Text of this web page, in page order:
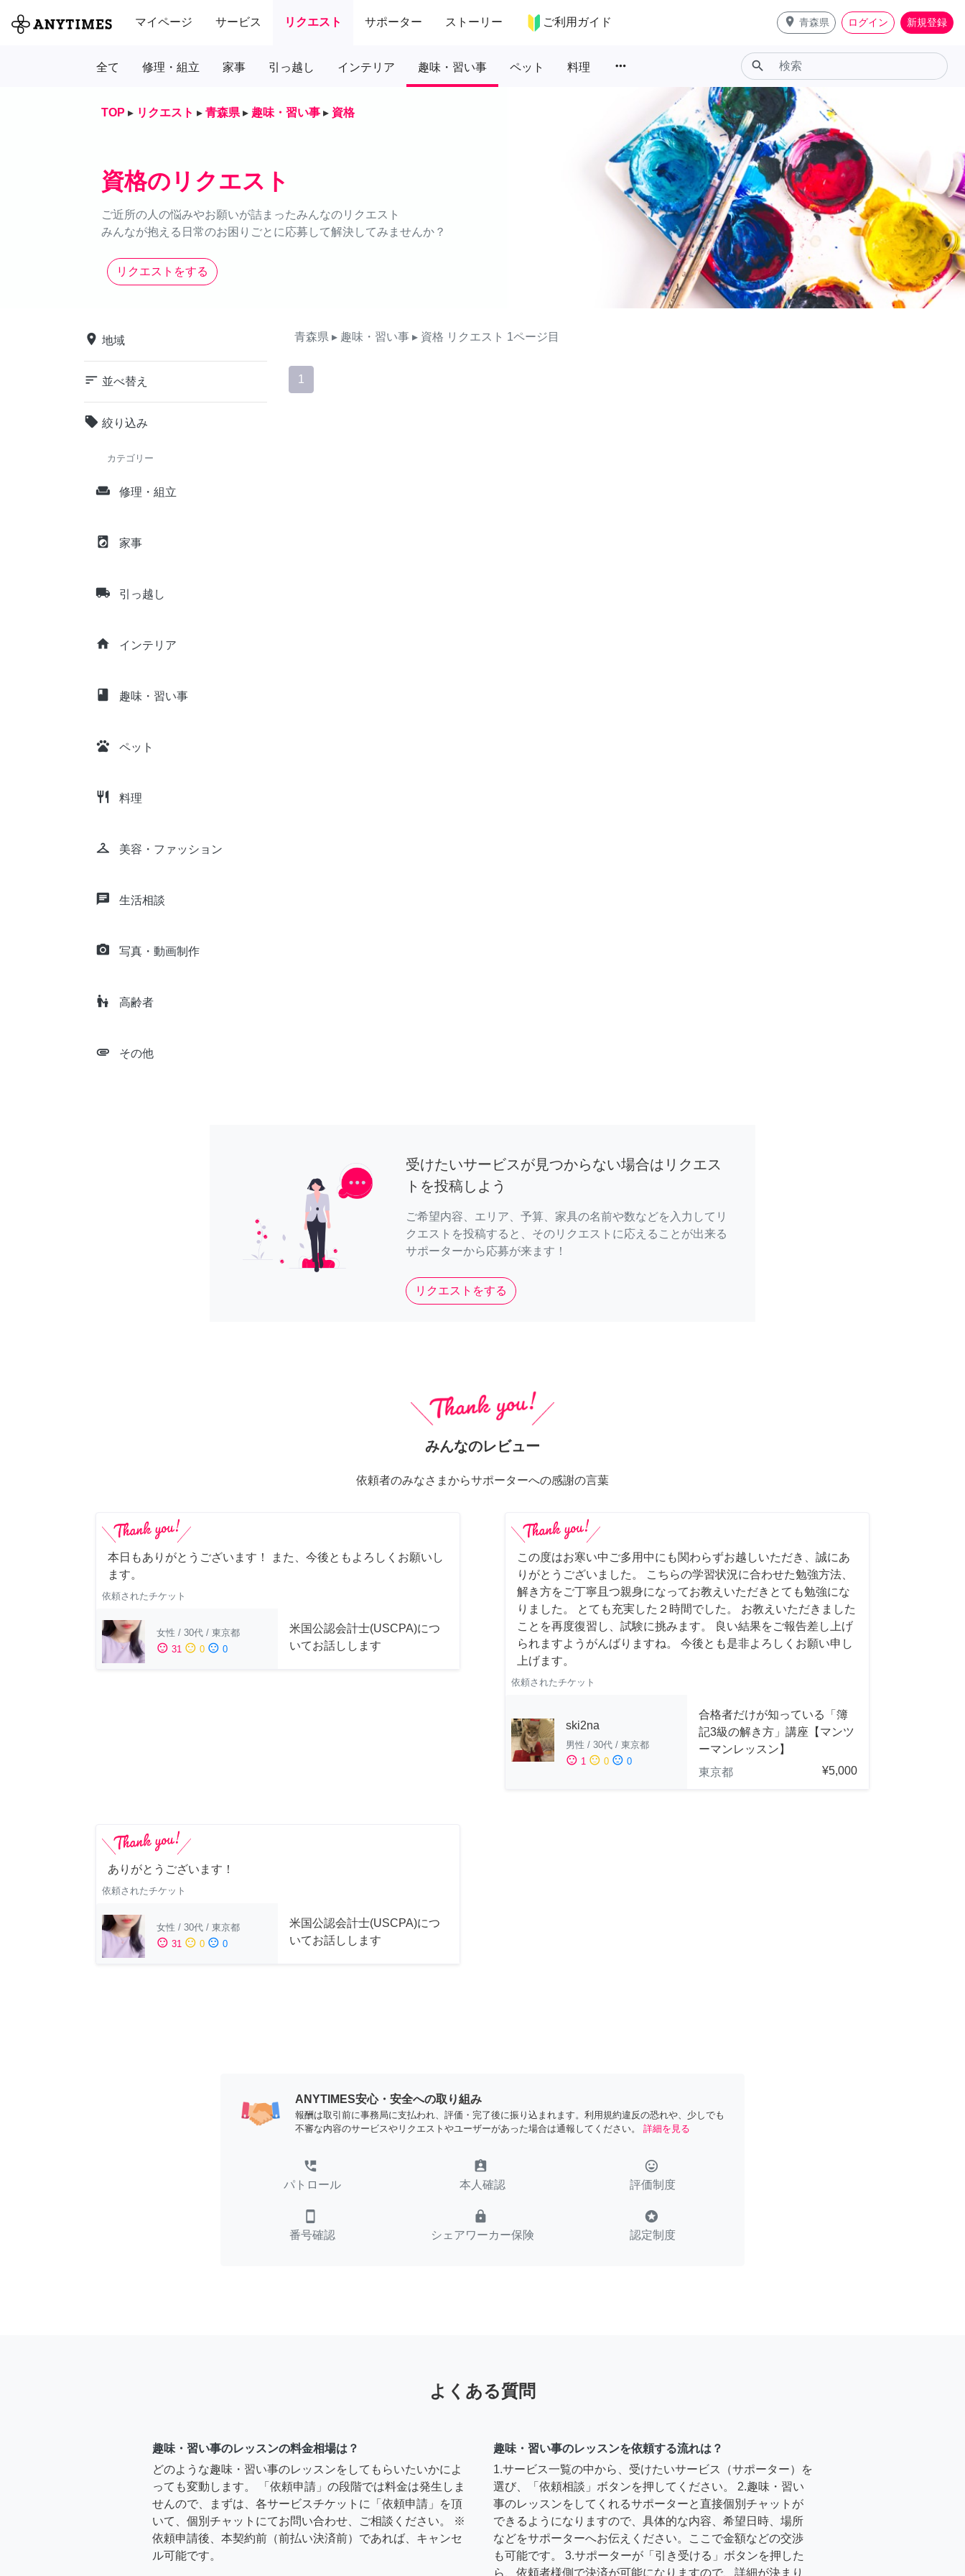
マイページ サービス リクエスト サポーター ストーリー ご利用ガイド place 青森県 ログイン 新規登録
全て 修理・組立 家事 引っ越し インテリア 趣味・習い事 ペット 料理 more_horiz search
TOP ▸ リクエスト ▸ 青森県 ▸ 趣味・習い事 ▸ 資格
資格のリクエスト
ご近所の人の悩みやお願いが詰まったみんなのリクエスト
みんなが抱える日常のお困りごとに応募して解決してみませんか？
リクエストをする
place 地域
sort 並べ替え
local_offer 絞り込み
カテゴリー
weekend 修理・組立
local_laundry_service 家事
local_shipping 引っ越し
home インテリア
class 趣味・習い事
pets ペット
restaurant 料理
checkroom 美容・ファッション
chat 生活相談
camera_alt 写真・動画制作
escalator_warning 高齢者
attachment その他
青森県 ▸ 趣味・習い事 ▸ 資格 リクエスト 1ページ目
1
受けたいサービスが見つからない場合はリクエス
トを投稿しよう
ご希望内容、エリア、予算、家具の名前や数などを入力してリ
クエストを投稿すると、そのリクエストに応えることが出来る
サポーターから応募が来ます！
リクエストをする
みんなのレビュー
依頼者のみなさまからサポーターへの感謝の言葉
本日もありがとうございます！ また、今後ともよろしくお願いし
ます。
依頼されたチケット
女性 / 30代 / 東京都
sentiment_satisfied 31 sentiment_neutral 0 sentiment_dissatisfied 0
米国公認会計士(USCPA)につ
いてお話しします
この度はお寒い中ご多用中にも関わらずお越しいただき、誠にあ
りがとうございました。 こちらの学習状況に合わせた勉強方法、
解き方をご丁寧且つ親身になってお教えいただきとても勉強にな
りました。 とても充実した２時間でした。 お教えいただきました
ことを再度復習し、試験に挑みます。 良い結果をご報告差し上げ
られますようがんばりますね。 今後とも是非よろしくお願い申し
上げます。
依頼されたチケット
ski2na
男性 / 30代 / 東京都
sentiment_satisfied 1 sentiment_neutral 0 sentiment_dissatisfied 0
合格者だけが知っている「簿
記3級の解き方」講座【マンツ
ーマンレッスン】
東京都
¥5,000
ありがとうございます！
依頼されたチケット
女性 / 30代 / 東京都
sentiment_satisfied 31 sentiment_neutral 0 sentiment_dissatisfied 0
米国公認会計士(USCPA)につ
いてお話しします
ANYTIMES安心・安全への取り組み
報酬は取引前に事務局に支払われ、評価・完了後に振り込まれます。利用規約違反の恐れや、少しでも
不審な内容のサービスやリクエストやユーザーがあった場合は通報してください。
詳細を見る
perm_phone_msg
パトロール
assignment_ind
本人確認
tag_faces
評価制度
smartphone
番号確認
lock
シェアワーカー保険
stars
認定制度
よくある質問
趣味・習い事のレッスンの料金相場は？
どのような趣味・習い事のレッスンをしてもらいたいかによ
っても変動します。 「依頼申請」の段階では料金は発生しま
せんので、まずは、各サービスチケットに「依頼申請」を頂
いて、個別チャットにてお問い合わせ、ご相談ください。 ※
依頼申請後、本契約前（前払い決済前）であれば、キャンセ
ル可能です。
趣味・習い事のレッスンを依頼する流れは？
1.サービス一覧の中から、受けたいサービス（サポーター）を
選び、「依頼相談」ボタンを押してください。 2.趣味・習い
事のレッスンをしてくれるサポーターと直接個別チャットが
できるようになりますので、具体的な内容、希望日時、場所
などをサポーターへお伝えください。ここで金額などの交渉
も可能です。 3.サポーターが「引き受ける」ボタンを押した
ら、依頼者様側で決済が可能になりますので、詳細が決まり